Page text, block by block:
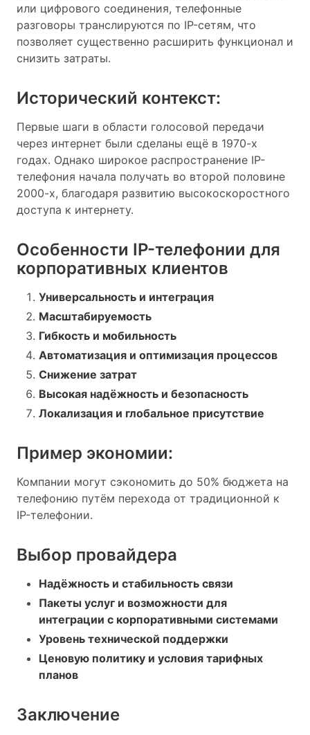
или цифрового соединения, телефонные
разговоры транслируются по IP-сетям, что
позволяет существенно расширить функционал и
снизить затраты.
Исторический контекст:
Первые шаги в области голосовой передачи
через интернет были сделаны ещё в 1970-х
годах. Однако широкое распространение IP-
телефония начала получать во второй половине
2000-х, благодаря развитию высокоскоростного
доступа к интернету.
Особенности IP-телефонии для
корпоративных клиентов
Универсальность и интеграция
Масштабируемость
Гибкость и мобильность
Автоматизация и оптимизация процессов
Снижение затрат
Высокая надёжность и безопасность
Локализация и глобальное присутствие
Пример экономии:
Компании могут сэкономить до 50% бюджета на
телефонию путём перехода от традиционной к
IP-телефонии.
Выбор провайдера
Надёжность и стабильность связи
Пакеты услуг и возможности для
интеграции с корпоративными системами
Уровень технической поддержки
Ценовую политику и условия тарифных
планов
Заключение